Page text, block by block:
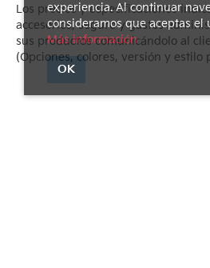
Los precios y especificaciones
accesorios, seguro y gastos
sus productos comunicándolo al
(Opciones, colores, versión y estilo
experiencia. Al continuar
consideramos que aceptas el
Más información
OK